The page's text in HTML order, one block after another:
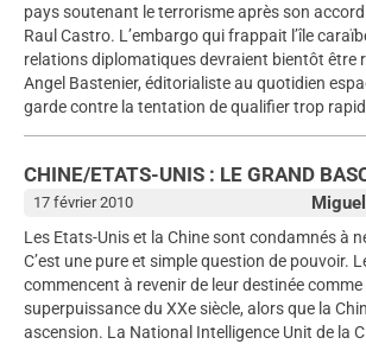
pays soutenant le terrorisme après son
Raul Castro. L’embargo qui frappait l’île
relations diplomatiques devraient bientôt être
Angel Bastenier, éditorialiste au quotidien
garde contre la tentation de qualifier trop
CHINE/ETATS-UNIS : LE GRAND
17 février 2010
Les Etats-Unis et la Chine sont condamnés à
C’est une pure et simple question de pouvoir.
commencent à revenir de leur destinée
superpuissance du XXe siècle, alors que la
ascension. La National Intelligence Unit de la